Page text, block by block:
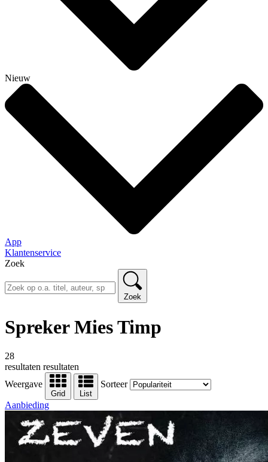
Nieuw
App
Klantenservice
Zoek
Zoek
Spreker Mies Timp
28
resultaten resultaten
Weergave
Grid List
Sorteer
Aanbieding